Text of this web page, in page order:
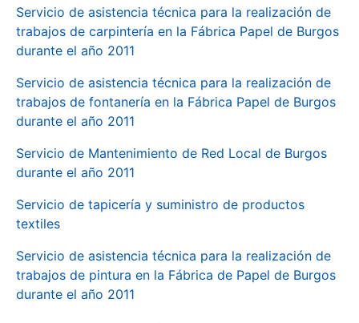
Servicio de asistencia técnica para la realización de
trabajos de carpintería en la Fábrica Papel de Burgos
durante el año 2011
Servicio de asistencia técnica para la realización de
trabajos de fontanería en la Fábrica Papel de Burgos
durante el año 2011
Servicio de Mantenimiento de Red Local de Burgos
durante el año 2011
Servicio de tapicería y suministro de productos
textiles
Servicio de asistencia técnica para la realización de
trabajos de pintura en la Fábrica de Papel de Burgos
durante el año 2011